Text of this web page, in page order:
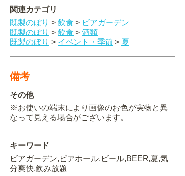
関連カテゴリ
既製のぼり > 飲食 > ビアガーデン
既製のぼり > 飲食 > 酒類
既製のぼり > イベント・季節 > 夏
備考
その他
※お使いの端末により画像のお色が実物と異
なって見える場合がございます。
キーワード
ビアガーデン,ビアホール,ビール,BEER,夏,気
分爽快,飲み放題